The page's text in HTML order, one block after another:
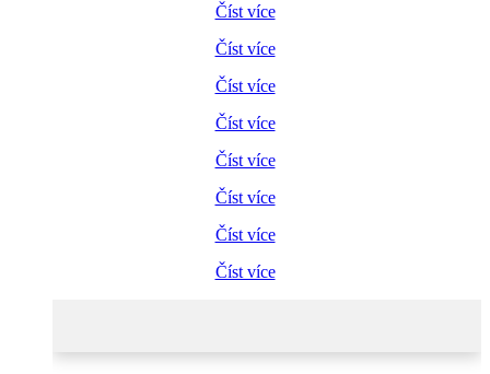
Číst více
Číst více
Číst více
Číst více
Číst více
Číst více
Číst více
Číst více